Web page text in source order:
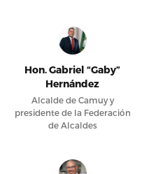
Hon. Gabriel “Gaby”
Hernández
Alcalde de Camuy y
presidente de la Federación
de Alcaldes